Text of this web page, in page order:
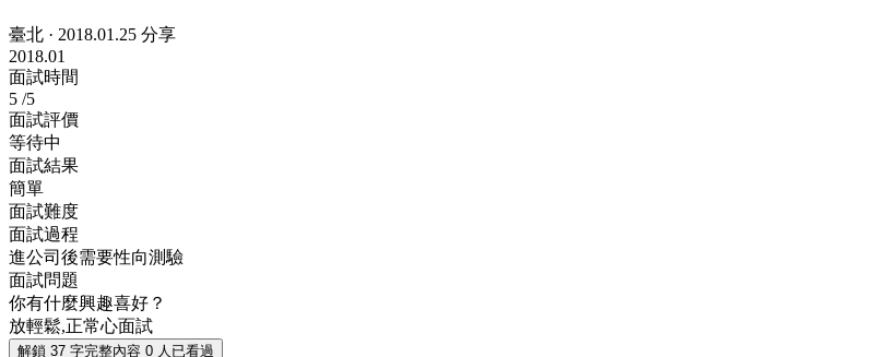
臺北 · 2018.01.25 分享
2018.01
面試時間
5 /5
面試評價
等待中
面試結果
簡單
面試難度
面試過程
進公司後需要性向測驗
面試問題
你有什麼興趣喜好？
放輕鬆,正常心面試
解鎖 37 字完整內容 0 人已看過